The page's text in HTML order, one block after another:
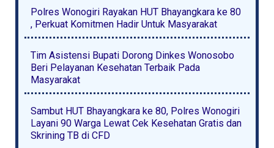
Polres Wonogiri Rayakan HUT Bhayangkara ke 80
, Perkuat Komitmen Hadir Untuk Masyarakat
Tim Asistensi Bupati Dorong Dinkes Wonosobo
Beri Pelayanan Kesehatan Terbaik Pada
Masyarakat
Sambut HUT Bhayangkara ke 80, Polres Wonogiri
Layani 90 Warga Lewat Cek Kesehatan Gratis dan
Skrining TB di CFD